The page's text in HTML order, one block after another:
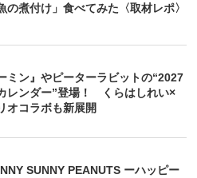
の煮付け」食べてみた〈取材レポ〉
ミン』やピーターラビットの“2027
レンダー”登場！ くらはしれい×
オコラボも新展開
SUNNY PEANUTS ーハッピー